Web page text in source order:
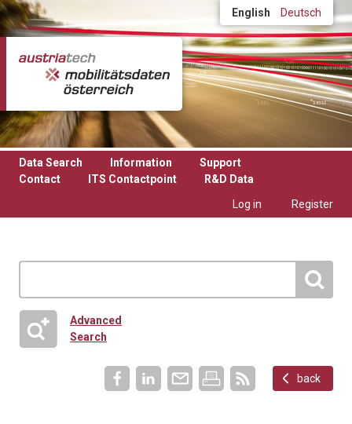
Skip to main content English Deutsch
Data Search Information
Support
Contact
ITS Contactpoint
R&D Data
Log in
Register
Advanced
Search
back